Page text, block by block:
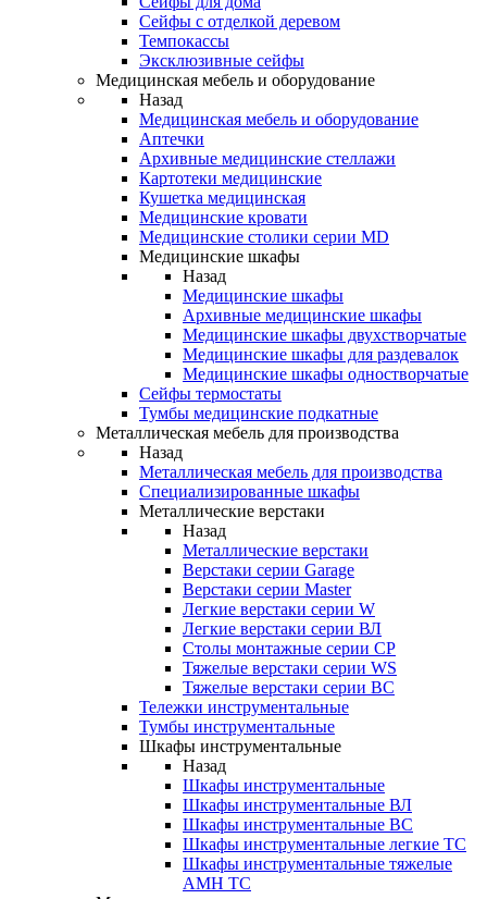
Сейфы с отделкой деревом
Темпокассы
Эксклюзивные сейфы
Медицинская мебель и оборудование
Назад
Медицинская мебель и оборудование
Аптечки
Архивные медицинские стеллажи
Картотеки медицинские
Кушетка медицинская
Медицинские кровати
Медицинские столики серии MD
Медицинские шкафы
Назад
Медицинские шкафы
Архивные медицинские шкафы
Медицинские шкафы двухстворчатые
Медицинские шкафы для раздевалок
Медицинские шкафы одностворчатые
Сейфы термостаты
Тумбы медицинские подкатные
Металлическая мебель для производства
Назад
Металлическая мебель для производства
Cпециализированные шкафы
Металлические верстаки
Назад
Металлические верстаки
Верстаки серии Garage
Верстаки серии Master
Легкие верстаки серии W
Легкие верстаки серии ВЛ
Столы монтажные серии СР
Тяжелые верстаки серии WS
Тяжелые верстаки серии ВС
Тележки инструментальные
Тумбы инструментальные
Шкафы инструментальные
Назад
Шкафы инструментальные
Шкафы инструментальные ВЛ
Шкафы инструментальные ВС
Шкафы инструментальные легкие ТС
Шкафы инструментальные тяжелые
AMH TC